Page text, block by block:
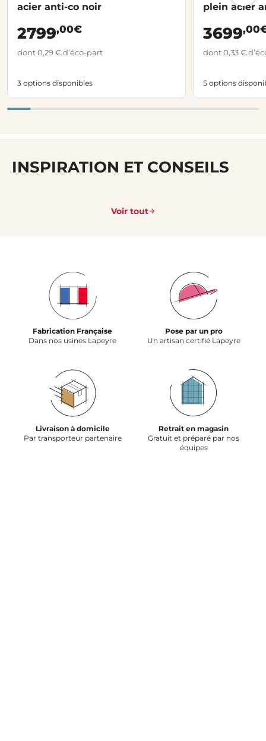
acier anti-co noir
2799,00€
dont 0,29 € d’éco-part
3 options disponibles
plein acier
3699
dont 0,33 €
5 options
INSPIRATION ET CONSEILS
Voir tout
Fabrication Française
Dans nos usines Lapeyre
Pose par un pro
Un artisan certifié Lapeyre
Livraison à domicile
Par transporteur partenaire
Retrait en magasin
Gratuit et préparé par nos
équipes